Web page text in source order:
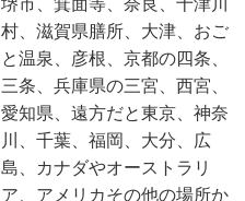
村、滋賀県膳所、大津、おご
と温泉、彦根、京都の四条、
三条、兵庫県の三宮、西宮、
愛知県、遠方だと東京、神奈
川、千葉、福岡、大分、広
島、カナダやオーストラリ
ア、アメリカその他の場所か